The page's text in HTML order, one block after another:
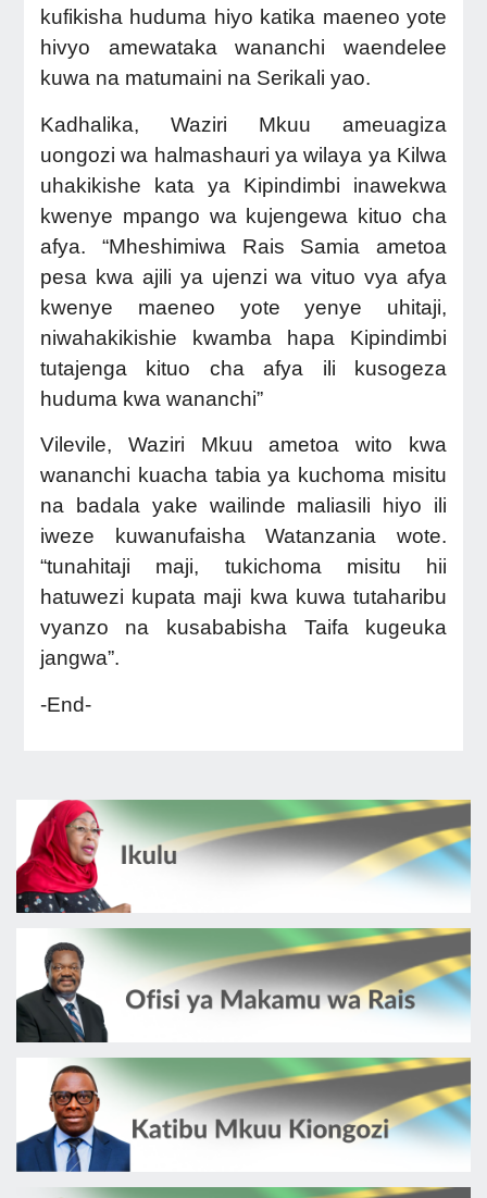
kufikisha huduma hiyo katika maeneo yote
hivyo amewataka wananchi waendelee
kuwa na matumaini na Serikali yao.
Kadhalika, Waziri Mkuu ameuagiza
uongozi wa halmashauri ya wilaya ya Kilwa
uhakikishe kata ya Kipindimbi inawekwa
kwenye mpango wa kujengewa kituo cha
afya. “Mheshimiwa Rais Samia ametoa
pesa kwa ajili ya ujenzi wa vituo vya afya
kwenye maeneo yote yenye uhitaji,
niwahakikishie kwamba hapa Kipindimbi
tutajenga kituo cha afya ili kusogeza
huduma kwa wananchi”
Vilevile, Waziri Mkuu ametoa wito kwa
wananchi kuacha tabia ya kuchoma misitu
na badala yake wailinde maliasili hiyo ili
iweze kuwanufaisha Watanzania wote.
“tunahitaji maji, tukichoma misitu hii
hatuwezi kupata maji kwa kuwa tutaharibu
vyanzo na kusababisha Taifa kugeuka
jangwa”.
-End-